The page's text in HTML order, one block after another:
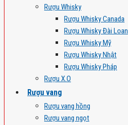
Rượu Whisky
Rượu Whisky Canada
Rượu Whisky Đài Loan
Rượu Whisky Mỹ
Rượu Whisky Nhật
Rượu Whisky Pháp
Rượu X.O
Rượu vang
Rượu vang hồng
Rượu vang ngọt